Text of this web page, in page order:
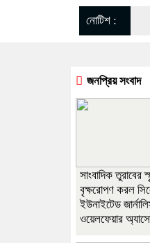
নোটিশ :
জনপ্রিয় সংবাদ
সাংবাদিক তুরাবের
বৃক্ষরোপণ করল
ইউনাইটেড
ওয়েলফেয়ার